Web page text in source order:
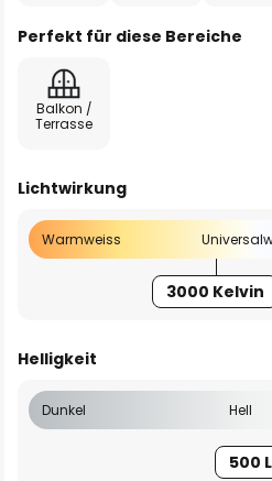
Perfekt für diese Bereiche
Balkon /
Terrasse
Lichtwirkung
Warmweiss
3000 Kelvin
Helligkeit
Dunkel Hell
500